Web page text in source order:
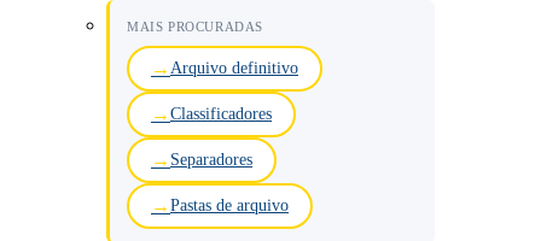
MAIS PROCURADAS
Arquivo definitivo
Classificadores
Separadores
Pastas de arquivo